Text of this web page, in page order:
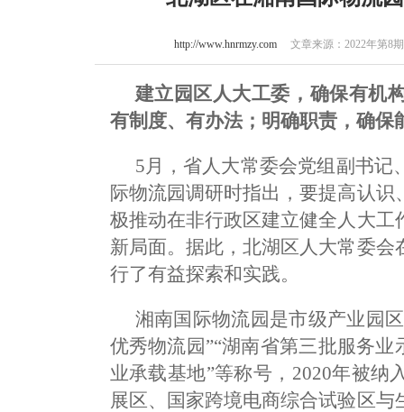
http://www.hnrmzy.com 文章来源：2022年第
建立园区人大工委，确保有机
有制度、有办法；明确职责，确保
5月，省人大常委会党组副书
际物流园调研时指出，要提高认
极推动在非行政区建立健全人大
新局面。据此，北湖区人大常委
行了有益探索和实践。
湘南国际物流园是市级产业园
优秀物流园”“湖南省第三批服务
业承载基地”等称号，2020年被纳
展区、国家跨境电商综合试验区